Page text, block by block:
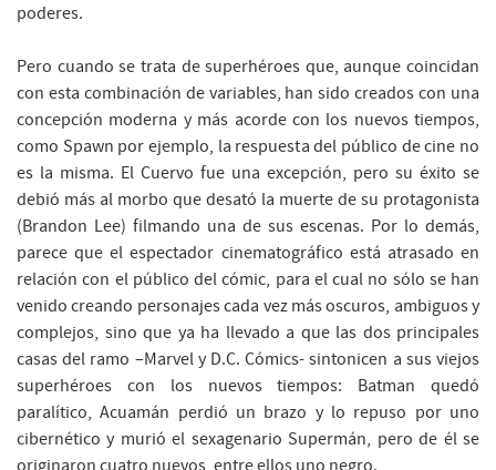
poderes.
Pero cuando se trata de superhéroes que, aunque coincidan
con esta combinación de variables, han sido creados con una
concepción moderna y más acorde con los nuevos tiempos,
como Spawn por ejemplo, la respuesta del público de cine no
es la misma. El Cuervo fue una excepción, pero su éxito se
debió más al morbo que desató la muerte de su protagonista
(Brandon Lee) filmando una de sus escenas. Por lo demás,
parece que el espectador cinematográfico está atrasado en
relación con el público del cómic, para el cual no sólo se han
venido creando personajes cada vez más oscuros, ambiguos y
complejos, sino que ya ha llevado a que las dos principales
casas del ramo –Marvel y D.C. Cómics- sintonicen a sus viejos
superhéroes con los nuevos tiempos: Batman quedó
paralítico, Acuamán perdió un brazo y lo repuso por uno
cibernético y murió el sexagenario Supermán, pero de él se
originaron cuatro nuevos, entre ellos uno negro.